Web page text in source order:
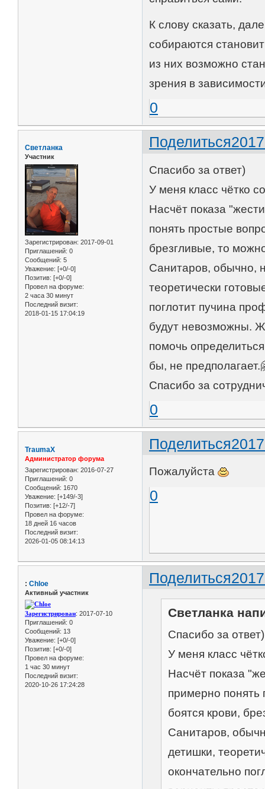
К слову сказать,
собираются
из них возможно
зрения в
0
Поделиться
Светланка
Участник
Зарегистрирован: 2017-09-01
Приглашений: 0
Сообщений: 5
Уважение: [+0/-0]
Позитив: [+0/-0]
Провел на форуме:
2 часа 30 минут
Последний визит:
2018-01-15 17:04:19
Спасибо за ответ)
У меня класс чётко
Насчёт показа
понять простые
брезгливые, то
Санитаров, обычно,
теоретически
поглотит пучина
будут невозможны.
помочь
бы, не
Спасибо за
0
Поделиться
TraumaX
Администратор форума
Зарегистрирован: 2016-07-27
Приглашений: 0
Сообщений: 1670
Уважение: [+149/-3]
Позитив: [+12/-7]
Провел на форуме:
18 дней 16 часов
Последний визит:
2026-01-05 08:14:13
Пожалуйста
0
Поделиться
: Chloe
Активный участник
Зарегистрирован: 2017-07-10
Приглашений: 0
Сообщений: 13
Уважение: [+0/-0]
Позитив: [+0/-0]
Провел на форуме:
1 час 30 минут
Последний визит:
2020-10-26 17:24:28
Светланка
Спасибо за ответ)
У меня класс
Насчёт показа
примерно
боятся крови,
Санитаров,
детишки,
окончательно